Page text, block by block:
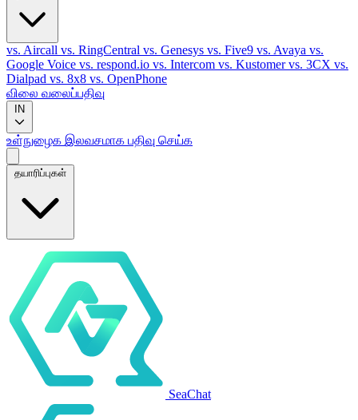
vs. Aircall vs. RingCentral vs. Genesys vs. Five9 vs. Avaya vs.
Google Voice vs. respond.io vs. Intercom vs. Kustomervs. 3CX vs.
Dialpad vs. 8x8 vs. OpenPhone
விலை வலைப்பதிவு
IN
உள்நுழைக இலவசமாக பதிவு செய்க
தயாரிப்புகள்
SeaChat